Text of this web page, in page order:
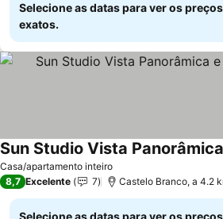
Selecione as datas para ver os preços
exatos.
Casa/apartamento inteiro
8,7 Excelente 7 Castelo Branco, a 4.2
Selecione as datas para ver os preços